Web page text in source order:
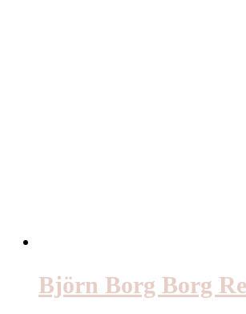
Björn Borg Borg